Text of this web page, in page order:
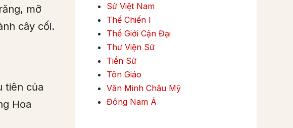
mỡ
cây cối.
tiên của
Hoa
Sử Việt Nam
Thế Chiến I
Thế Giới Cận Đại
Thư Viện Sử
Tiền Sử
Tôn Giáo
Văn Minh Châu Mỹ
Đông Nam Á